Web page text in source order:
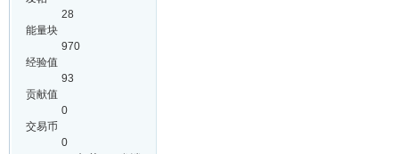
28
能量块
970
经验值
93
贡献值
0
交易币
0